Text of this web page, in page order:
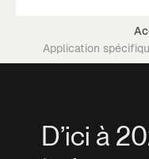
Application
D’ici à